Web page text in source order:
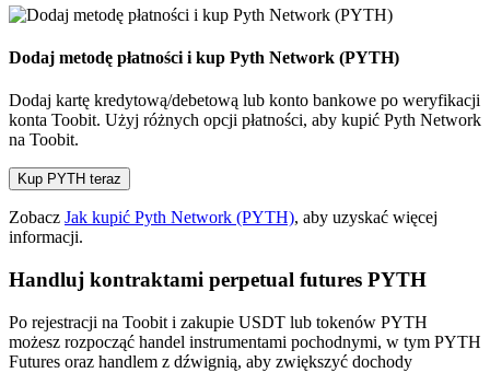
Dodaj metodę płatności i kup Pyth Network (PYTH)
Dodaj kartę kredytową/debetową lub konto bankowe po weryfikacji
konta Toobit. Użyj różnych opcji płatności, aby kupić Pyth Network
na Toobit.
Kup PYTH teraz
Zobacz Jak kupić Pyth Network (PYTH), aby uzyskać więcej
informacji.
Handluj kontraktami perpetual futures PYTH
Po rejestracji na Toobit i zakupie USDT lub tokenów PYTH
możesz rozpocząć handel instrumentami pochodnymi, w tym PYTH
Futures oraz handlem z dźwignią, aby zwiększyć dochody